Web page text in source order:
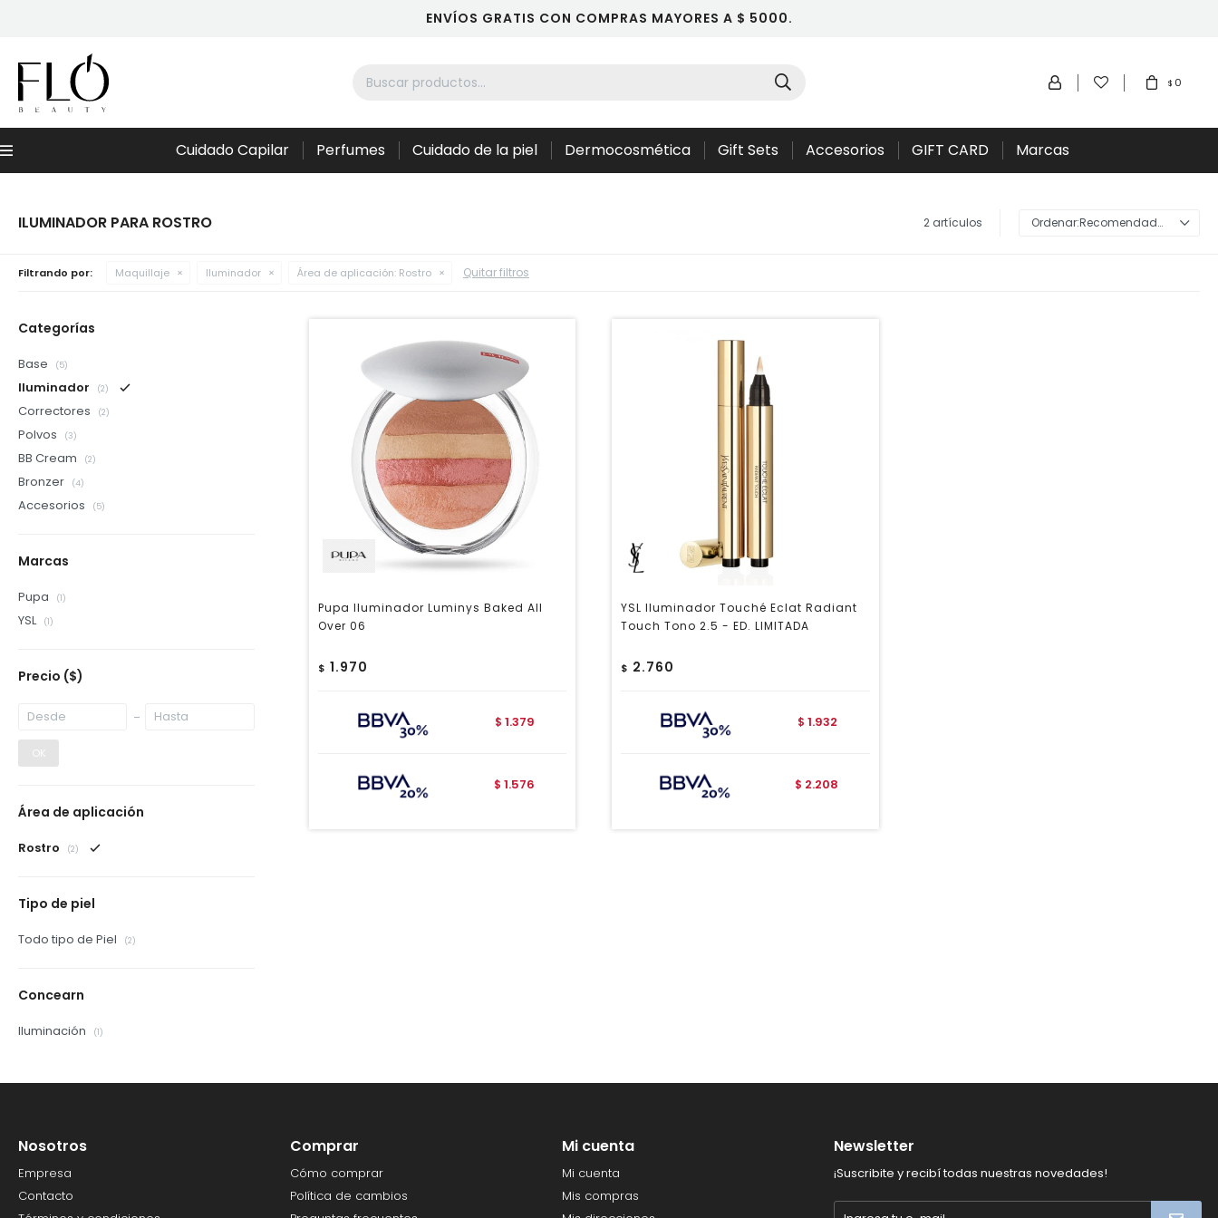
ENVÍOS GRATIS CON COMPRAS MAYORES A $ 5000.
Menú Cuidado Capilar Perfumes Cuidado de la piel Dermocosmética Gift Sets Accesorios GIFT CARD Marcas
$ 0
ILUMINADOR PARA ROSTRO 2 artículos Recomendados
Filtrando por: Maquillaje Iluminador Área de aplicación: Rostro Quitar filtros
Pupa Iluminador Luminys Baked All
Over 06
$ 1.970
$ 1.379
$ 1.576
YSL Iluminador Touché Eclat Radiant
Touch Tono 2.5 - ED. LIMITADA
$ 2.760
$ 1.932
$ 2.208
Categorías
Base (5)
Iluminador (2)
Correctores (2)
Polvos (3)
BB Cream (2)
Bronzer (4)
Accesorios (5)
Marcas
Pupa (1)
YSL (1)
Precio ($)
OK
Área de aplicación
Rostro (2)
Tipo de piel
Todo tipo de Piel (2)
Concearn
Iluminación (1)
Nosotros
Empresa
Contacto
Comprar
Cómo comprar
Política de cambios
Mi cuenta
Mi cuenta
Mis compras
Newsletter
¡Suscribite y recibí todas nuestras novedades!